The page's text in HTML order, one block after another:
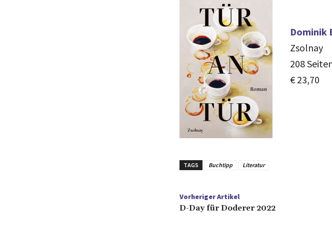
Dominik
Zsolnay
208
€ 23,70
TAGS Buchtipp Literatur
Vorheriger Artikel
D-Day für Doderer 2022